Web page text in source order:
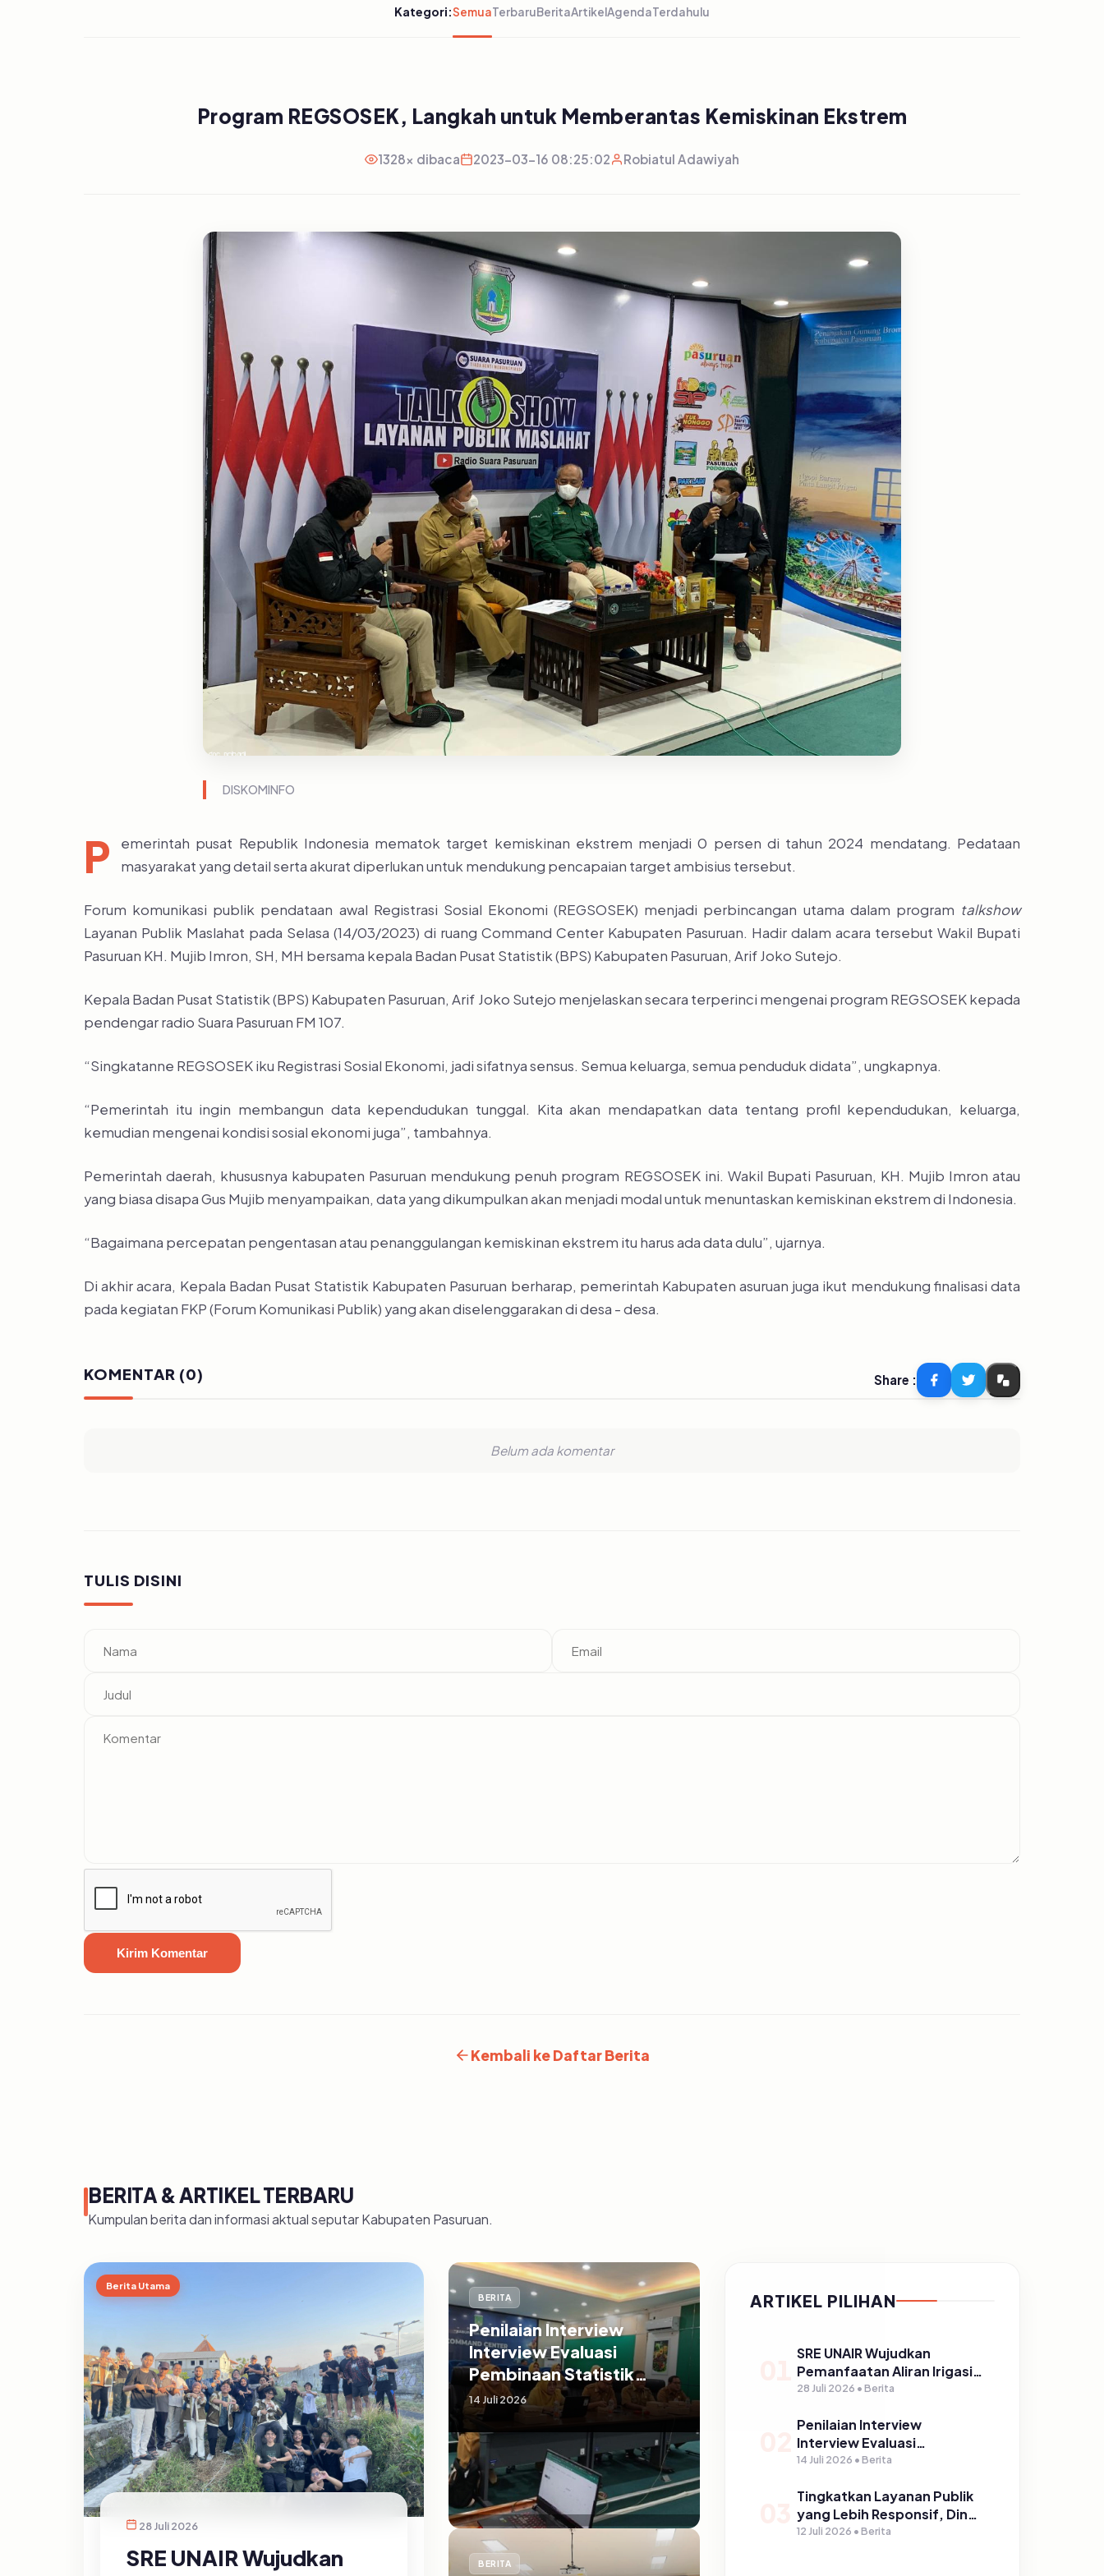
Kategori:SemuaTerbaruBeritaArtikelAgendaTerdahulu
Program REGSOSEK, Langkah untuk Memberantas Kemiskinan Ekstrem
1328x dibaca 2023-03-16 08:25:02 Robiatul Adawiyah
DISKOMINFO
P
emerintah pusat Republik Indonesia mematok target kemiskinan ekstrem menjadi 0 persen di tahun 2024 mendatang. Pedataan
masyarakat yang detail serta akurat diperlukan untuk mendukung pencapaian target ambisius tersebut.
Forum komunikasi publik pendataan awal Registrasi Sosial Ekonomi (REGSOSEK) menjadi perbincangan utama dalam program talkshow
Layanan Publik Maslahat pada Selasa (14/03/2023) di ruang Command Center Kabupaten Pasuruan. Hadir dalam acara tersebut Wakil Bupati
Pasuruan KH. Mujib Imron, SH, MH bersama kepala Badan Pusat Statistik (BPS) Kabupaten Pasuruan, Arif Joko Sutejo.
Kepala Badan Pusat Statistik (BPS) Kabupaten Pasuruan, Arif Joko Sutejo menjelaskan secara terperinci mengenai program REGSOSEK kepada
pendengar radio Suara Pasuruan FM 107.
“Singkatanne REGSOSEK iku Registrasi Sosial Ekonomi, jadi sifatnya sensus. Semua keluarga, semua penduduk didata”, ungkapnya.
“Pemerintah itu ingin membangun data kependudukan tunggal. Kita akan mendapatkan data tentang profil kependudukan, keluarga,
kemudian mengenai kondisi sosial ekonomi juga”, tambahnya.
Pemerintah daerah, khususnya kabupaten Pasuruan mendukung penuh program REGSOSEK ini. Wakil Bupati Pasuruan, KH. Mujib Imron atau
yang biasa disapa Gus Mujib menyampaikan, data yang dikumpulkan akan menjadi modal untuk menuntaskan kemiskinan ekstrem di Indonesia.
“Bagaimana percepatan pengentasan atau penanggulangan kemiskinan ekstrem itu harus ada data dulu”, ujarnya.
Di akhir acara, Kepala Badan Pusat Statistik Kabupaten Pasuruan berharap, pemerintah Kabupaten asuruan juga ikut mendukung finalisasi data
pada kegiatan FKP (Forum Komunikasi Publik) yang akan diselenggarakan di desa - desa.
KOMENTAR (0) Share :
Belum ada komentar
TULIS DISINI
Kirim Komentar
Kembali ke Daftar Berita
BERITA & ARTIKEL TERBARU
Kumpulan berita dan informasi aktual seputar Kabupaten Pasuruan.
Berita Utama
28 Juli 2026
SRE UNAIR Wujudkan
BERITA
Penilaian Interview
Interview Evaluasi
Pembinaan Statistik
Sektoral Kabupaten
Pasuruan
14 Juli 2026
BERITA
ARTIKEL PILIHAN
SRE UNAIR Wujudkan
Pemanfaatan Aliran Irigasi
melalui PLTPH dalam
Desa Ngerong
28 Juli 2026 • Berita
Penilaian Interview
Interview Evaluasi
Pembinaan Statistik
Pasuruan
14 Juli 2026 • Berita
Tingkatkan Layanan Publik
yang Lebih Responsif, Dinas
Kominfo Gelar Sosialisasi
12 Juli 2026 • Berita